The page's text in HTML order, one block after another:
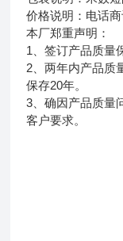
价格说明：电话
本厂郑重声明：
1、签订产品质量
2、两年内产品质
保存20年。
3、确因产品质量
客户要求。